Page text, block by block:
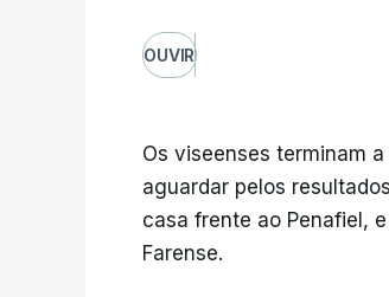
OUVIR
Os viseenses terminam
aguardar pelos
casa frente ao Penafiel,
Farense.